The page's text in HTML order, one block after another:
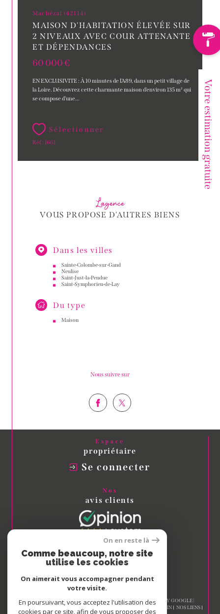
Votre estimation gratuite
Machézal (42114)
MAISON D'HABITATION ÉLEVÉE SUR
2 NIVEAUX AVEC COUR ATTENANTE
ET DÉPENDANCES
60 000 €
EN EXCLUSIVITE : À 10 minutes de l'A89, dans un petit village de
la Loire. Découvrez cette charmante maison d'environ 135 m² qui
se compose d'une...
Sélectionner
Réf : 1661
L'agence
VOUS PROPOSE D'AUTRES BIENS
Dans les villes
Sainte-Colombe-sur-Gand
Neulise
Saint-Just-la-Pendue
Saint-Symphorien-de-Lay
Du type
Maison
Nous suivre sur
Espace
propriétaire
Se connecter
Nos
avis clients
Nous
adhérons
© 2026 | TOUS DROITS RÉSERVÉS | TRADUCTION POWERED BY GOOGLE |
NOS HONORAIRES
PLAN DU SITE ADMIN
NOS LIENS
On en reste là
Comme beaucoup, notre site
utilise les cookies
On aimerait vous accompagner pendant
votre visite.
En poursuivant, vous acceptez l'utilisation des
cookies par ce site, afin de vous proposer des